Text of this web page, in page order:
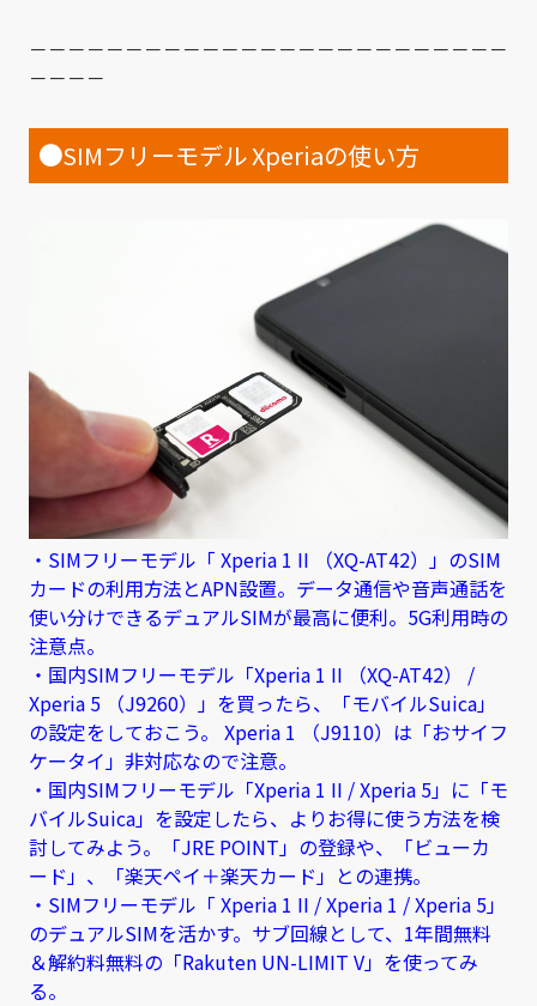
－－－－－－－－－－－－－－－－－－－－－－－－－
－－－－
●SIMフリーモデル Xperiaの使い方
・SIMフリーモデル「 Xperia 1 II （XQ-AT42）」のSIM
カードの利用方法とAPN設置。データ通信や音声通話を
使い分けできるデュアルSIMが最高に便利。5G利用時の
注意点。
・国内SIMフリーモデル「Xperia 1 II （XQ-AT42） /
Xperia 5 （J9260）」を買ったら、「モバイルSuica」
の設定をしておこう。 Xperia 1 （J9110）は「おサイフ
ケータイ」非対応なので注意。
・国内SIMフリーモデル「Xperia 1 II / Xperia 5」に「モ
バイルSuica」を設定したら、よりお得に使う方法を検
討してみよう。「JRE POINT」の登録や、「ビューカ
ード」、「楽天ペイ＋楽天カード」との連携。
・SIMフリーモデル「 Xperia 1 II / Xperia 1 / Xperia 5」
のデュアルSIMを活かす。サブ回線として、1年間無料
＆解約料無料の「Rakuten UN-LIMIT V」を使ってみ
る。